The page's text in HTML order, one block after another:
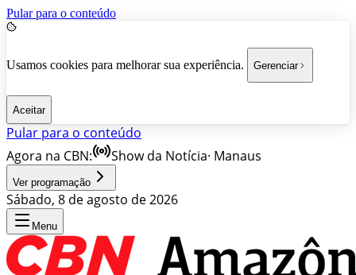
Pular para o conteúdo
Usamos cookies para melhorar sua experiência. Gerenciar
Aceitar
Pular para o conteúdo
Agora na CBN:
Show da Notícia· Manaus
Ver programação
Sábado, 8 de agosto de 2026
Menu